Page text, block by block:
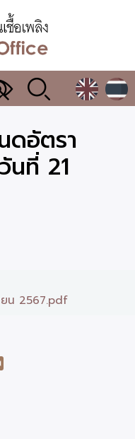
น
อัตรา
นที่ 21
ยน 2567.pdf